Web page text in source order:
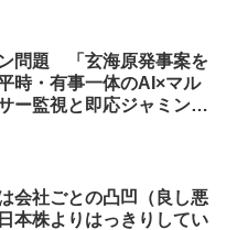
ン問題 「玄海原発事案を
時・有事一体のAI×マル
ー監視と即応ジャミング
会社ごとの凸凹（良し悪
本株よりはっきりしてい